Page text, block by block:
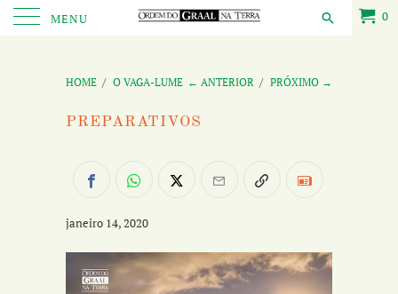
MENU 0
HOME / O VAGA-LUME ← ANTERIOR / PRÓXIMO →
PREPARATIVOS
janeiro 14, 2020